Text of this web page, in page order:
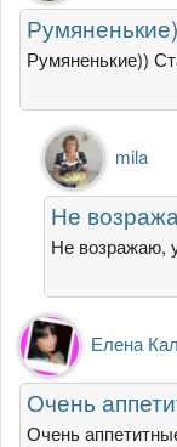
Румяненькие))
Ответ
на
Румяненькие))
Стащила
у
от
nata-
kiseleva
mila
Не
Не возражаю,
Елена
Очень
Очень